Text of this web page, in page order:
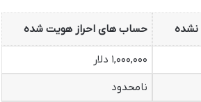
نشده حساب های احراز هویت شده
۱,۰۰۰,۰۰۰ دلار
نامحدود